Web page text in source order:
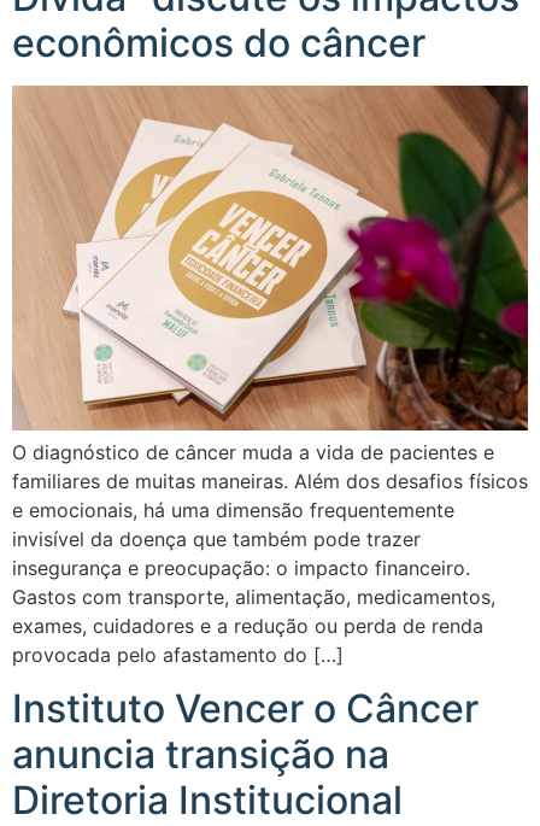
econômicos do câncer
O diagnóstico de câncer muda a vida de pacientes e
familiares de muitas maneiras. Além dos desafios físicos
e emocionais, há uma dimensão frequentemente
invisível da doença que também pode trazer
insegurança e preocupação: o impacto financeiro.
Gastos com transporte, alimentação, medicamentos,
exames, cuidadores e a redução ou perda de renda
provocada pelo afastamento do […]
Instituto Vencer o Câncer
anuncia transição na
Diretoria Institucional